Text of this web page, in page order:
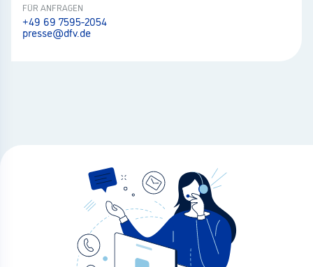
FÜR ANFRAGEN
+49 69 7595-2054
presse@dfv.de